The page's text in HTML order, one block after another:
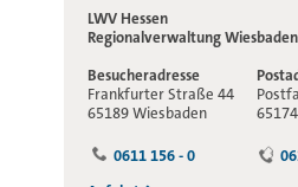
LWV Hessen
RegionalverwaltungWiesbaden
Besucheradresse
Frankfurter Straße 44
65189 Wiesbaden
0611 156 - 0